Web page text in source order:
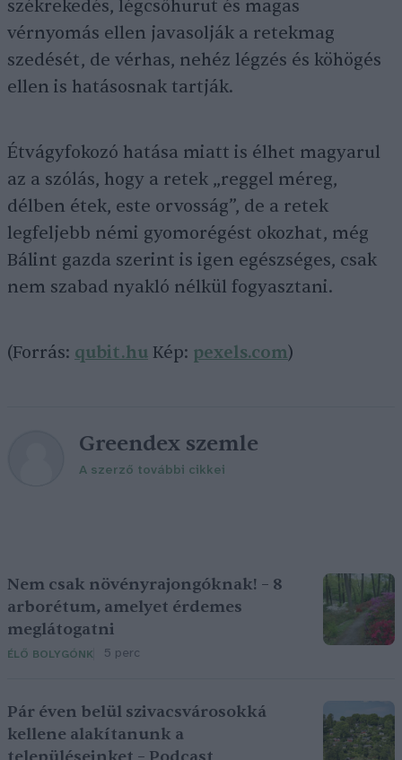
székrekedés, légcsőhurut és magas
vérnyomás ellen javasolják a retekmag
szedését, de vérhas, nehéz légzés és köhögés
ellen is hatásosnak tartják.
Étvágyfokozó hatása miatt is élhet magyarul
az a szólás, hogy a retek „reggel méreg,
délben étek, este orvosság”, de a retek
legfeljebb némi gyomorégést okozhat, még
Bálint gazda szerint is igen egészséges, csak
nem szabad nyakló nélkül fogyasztani.
(Forrás: qubit.hu Kép: pexels.com)
Greendex szemle
A szerző további cikkei
Nem csak növényrajongóknak! – 8
arborétum, amelyet érdemes
meglátogatni
ÉLŐ BOLYGÓNK 5 perc
Pár éven belül szivacsvárosokká
kellene alakítanunk a